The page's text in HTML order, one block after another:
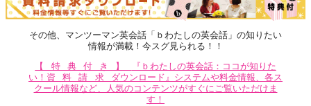
その他、マンツーマン英会話「ｂわたしの英会話」の知りたい
情報が満載！今スグ見られる！！
【特典付き】
『ｂわたしの英会話：ココが知りた
い！ 資料請求 ダウンロード』システムや料金情報、各ス
クール情報など、人気のコンテンツがすぐにご覧いただけま
す！